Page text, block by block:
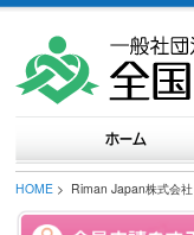
HOME> Riman Japan株式会社